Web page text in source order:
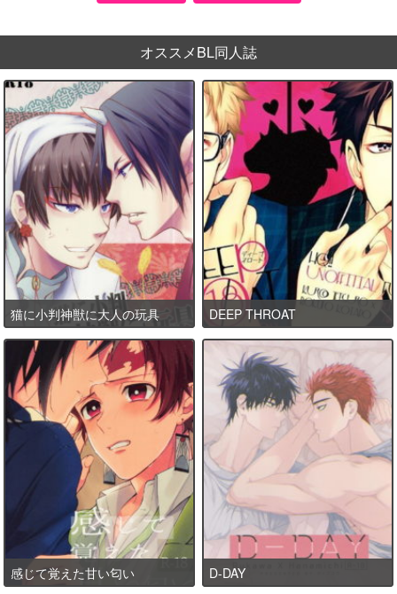
オススメBL同人誌
猫に小判神獣に大人の玩具 DEEP THROAT
感じて覚えた甘い匂い D-DAY